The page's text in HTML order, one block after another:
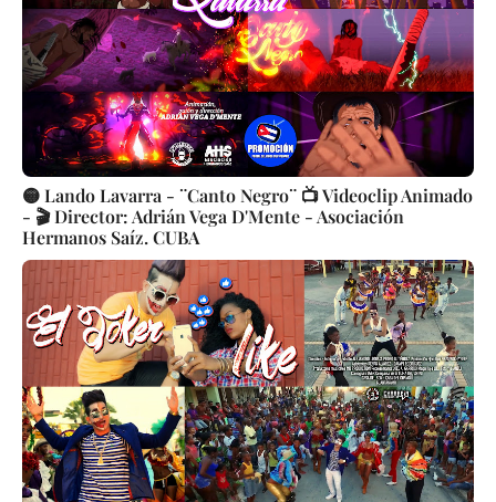
🟡 Lando Lavarra - ¨Canto Negro¨ 📺 Videoclip Animado
- 🎬 Director: Adrián Vega D'Mente - Asociación
Hermanos Saíz. CUBA